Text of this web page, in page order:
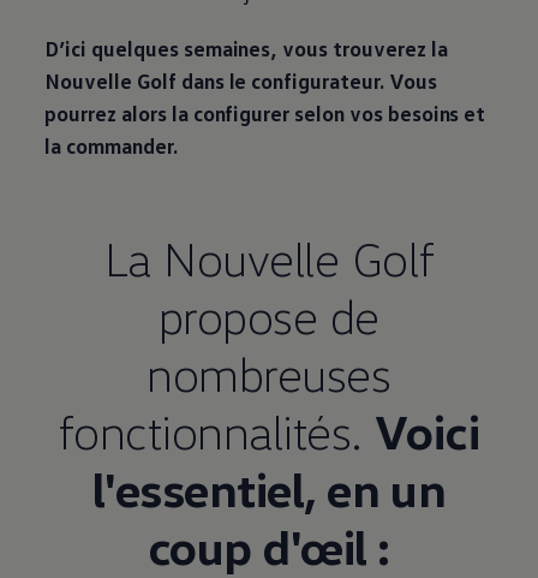
D’ici quelques semaines, vous trouverez la
Nouvelle Golf dans le configurateur. Vous
pourrez alors la configurer selon vos besoins et
la commander.
La Nouvelle Golf
propose de
nombreuses
fonctionnalités. Voici
l'essentiel, en un
coup d'œil :